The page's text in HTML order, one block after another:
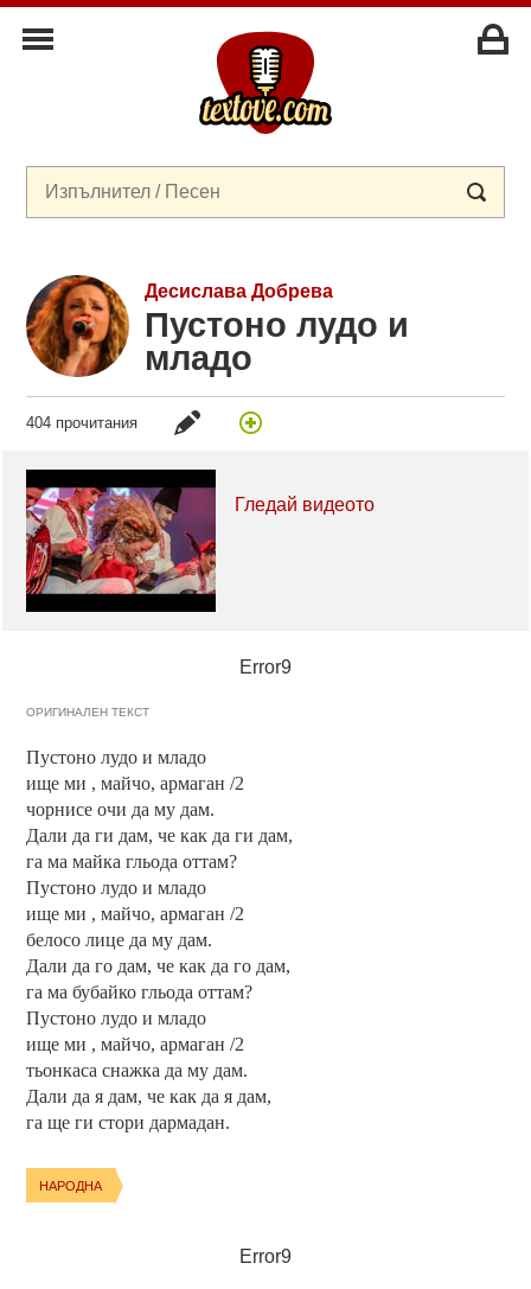
Десислава Добрева
Пустоно лудо и
младо
404 прочитания
Гледай видеото
Error9
ОРИГИНАЛЕН ТЕКСТ
Пустоно лудо и младо
ище ми , майчо, армаган /2
чорнисе очи да му дам.
Дали да ги дам, че как да ги дам,
га ма майка гльода оттам?
Пустоно лудо и младо
ище ми , майчо, армаган /2
белосо лице да му дам.
Дали да го дам, че как да го дам,
га ма бубайко гльода оттам?
Пустоно лудо и младо
ище ми , майчо, армаган /2
тьонкаса снажка да му дам.
Дали да я дам, че как да я дам,
га ще ги стори дармадан.
НАРОДНА
Error9